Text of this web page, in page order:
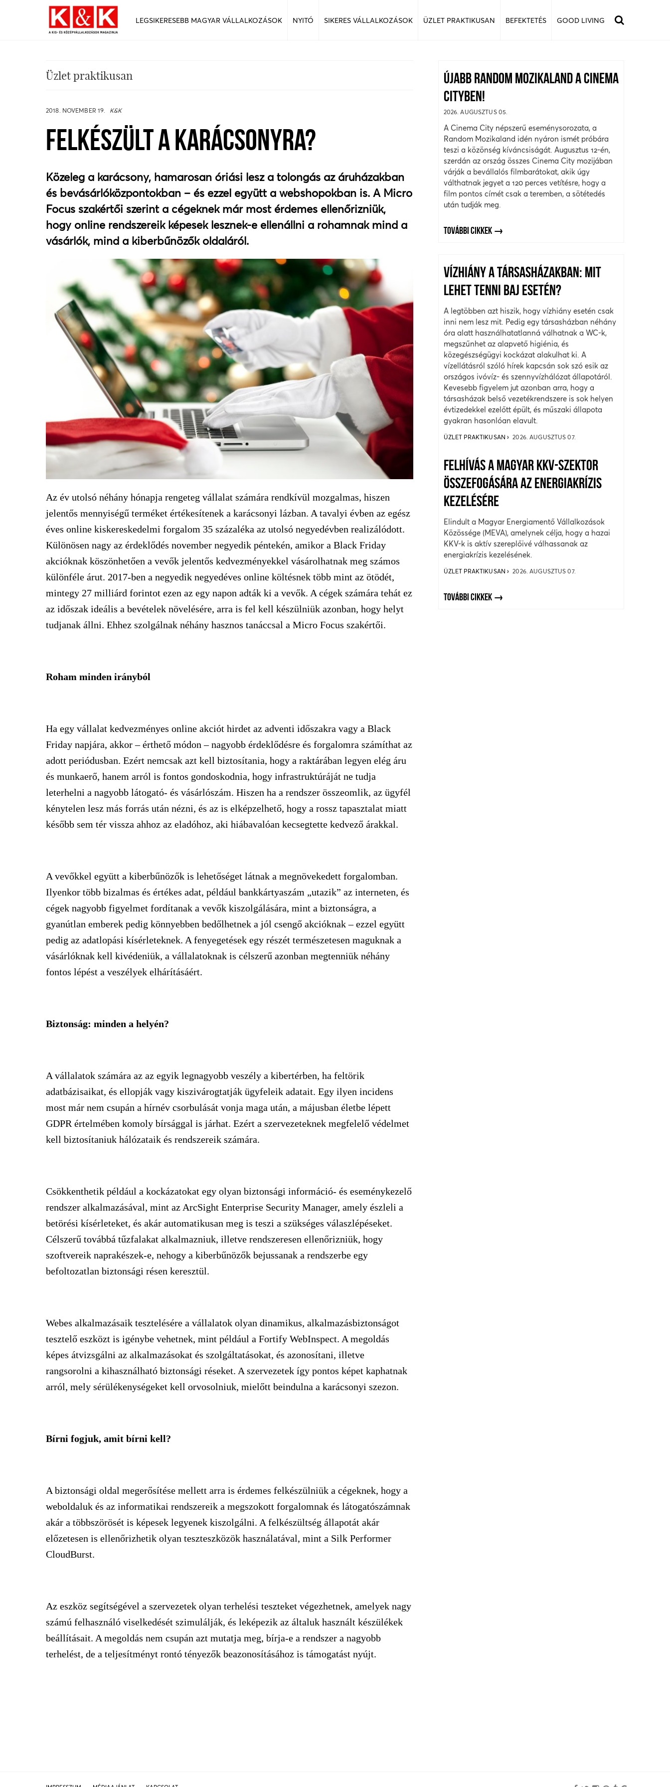
LEGSIKERESEBB MAGYAR VÁLLALKOZÁSOK NYITÓ SIKERES VÁLLALKOZÁSOK ÜZLET PRAKTIKUSAN BEFEKTETÉS GOOD LIVING
Üzlet praktikusan
2018. NOVEMBER 19. K&K
FELKÉSZÜLT A KARÁCSONYRA?
Közeleg a karácsony, hamarosan óriási lesz a tolongás az áruházakban
és bevásárlóközpontokban – és ezzel együtt a webshopokban is. A Micro
Focus szakértői szerint a cégeknek már most érdemes ellenőrizniük,
hogy online rendszereik képesek lesznek-e ellenállni a rohamnak mind a
vásárlók, mind a kiberbűnözők oldaláról.
Az év utolsó néhány hónapja rengeteg vállalat számára rendkívül mozgalmas, hiszen
jelentős mennyiségű terméket értékesítenek a karácsonyi lázban. A tavalyi évben az egész
éves online kiskereskedelmi forgalom 35 százaléka az utolsó negyedévben realizálódott.
Különösen nagy az érdeklődés november negyedik péntekén, amikor a Black Friday
akcióknak köszönhetően a vevők jelentős kedvezményekkel vásárolhatnak meg számos
különféle árut. 2017-ben a negyedik negyedéves online költésnek több mint az ötödét,
mintegy 27 milliárd forintot ezen az egy napon adták ki a vevők. A cégek számára tehát ez
az időszak ideális a bevételek növelésére, arra is fel kell készülniük azonban, hogy helyt
tudjanak állni. Ehhez szolgálnak néhány hasznos tanáccsal a Micro Focus szakértői.
Roham minden irányból
Ha egy vállalat kedvezményes online akciót hirdet az adventi időszakra vagy a Black
Friday napjára, akkor – érthető módon – nagyobb érdeklődésre és forgalomra számíthat az
adott periódusban. Ezért nemcsak azt kell biztosítania, hogy a raktárában legyen elég áru
és munkaerő, hanem arról is fontos gondoskodnia, hogy infrastruktúráját ne tudja
leterhelni a nagyobb látogató- és vásárlószám. Hiszen ha a rendszer összeomlik, az ügyfél
kénytelen lesz más forrás után nézni, és az is elképzelhető, hogy a rossz tapasztalat miatt
később sem tér vissza ahhoz az eladóhoz, aki hiábavalóan kecsegtette kedvező árakkal.
A vevőkkel együtt a kiberbűnözők is lehetőséget látnak a megnövekedett forgalomban.
Ilyenkor több bizalmas és értékes adat, például bankkártyaszám „utazik” az interneten, és
cégek nagyobb figyelmet fordítanak a vevők kiszolgálására, mint a biztonságra, a
gyanútlan emberek pedig könnyebben bedőlhetnek a jól csengő akcióknak – ezzel együtt
pedig az adatlopási kísérleteknek. A fenyegetések egy részét természetesen maguknak a
vásárlóknak kell kivédeniük, a vállalatoknak is célszerű azonban megtenniük néhány
fontos lépést a veszélyek elhárításáért.
Biztonság: minden a helyén?
A vállalatok számára az az egyik legnagyobb veszély a kibertérben, ha feltörik
adatbázisaikat, és ellopják vagy kiszivárogtatják ügyfeleik adatait. Egy ilyen incidens
most már nem csupán a hírnév csorbulását vonja maga után, a májusban életbe lépett
GDPR értelmében komoly bírsággal is járhat. Ezért a szervezeteknek megfelelő védelmet
kell biztosítaniuk hálózataik és rendszereik számára.
Csökkenthetik például a kockázatokat egy olyan biztonsági információ- és eseménykezelő
rendszer alkalmazásával, mint az ArcSight Enterprise Security Manager, amely észleli a
betörési kísérleteket, és akár automatikusan meg is teszi a szükséges válaszlépéseket.
Célszerű továbbá tűzfalakat alkalmazniuk, illetve rendszeresen ellenőrizniük, hogy
szoftvereik naprakészek-e, nehogy a kiberbűnözők bejussanak a rendszerbe egy
befoltozatlan biztonsági résen keresztül.
Webes alkalmazásaik tesztelésére a vállalatok olyan dinamikus, alkalmazásbiztonságot
tesztelő eszközt is igénybe vehetnek, mint például a Fortify WebInspect. A megoldás
képes átvizsgálni az alkalmazásokat és szolgáltatásokat, és azonosítani, illetve
rangsorolni a kihasználható biztonsági réseket. A szervezetek így pontos képet kaphatnak
arról, mely sérülékenységeket kell orvosolniuk, mielőtt beindulna a karácsonyi szezon.
Bírni fogjuk, amit bírni kell?
A biztonsági oldal megerősítése mellett arra is érdemes felkészülniük a cégeknek, hogy a
weboldaluk és az informatikai rendszereik a megszokott forgalomnak és látogatószámnak
akár a többszörösét is képesek legyenek kiszolgálni. A felkészültség állapotát akár
előzetesen is ellenőrizhetik olyan teszteszközök használatával, mint a Silk Performer
CloudBurst.
Az eszköz segítségével a szervezetek olyan terhelési teszteket végezhetnek, amelyek nagy
számú felhasználó viselkedését szimulálják, és leképezik az általuk használt készülékek
beállításait. A megoldás nem csupán azt mutatja meg, bírja-e a rendszer a nagyobb
terhelést, de a teljesítményt rontó tényezők beazonosításához is támogatást nyújt.
ÚJABB RANDOM MOZIKALAND A CINEMA
CITYBEN!
2026. AUGUSZTUS 05.
A Cinema City népszerű eseménysorozata, a
Random Mozikaland idén nyáron ismét próbára
teszi a közönség kíváncsiságát. Augusztus 12-én,
szerdán az ország összes Cinema City mozijában
várják a bevállalós filmbarátokat, akik úgy
válthatnak jegyet a 120 perces vetítésre, hogy a
film pontos címét csak a teremben, a sötétedés
után tudják meg.
TOVÁBBI CIKKEK
VÍZHIÁNY A TÁRSASHÁZAKBAN: MIT
LEHET TENNI BAJ ESETÉN?
A legtöbben azt hiszik, hogy vízhiány esetén csak
inni nem lesz mit. Pedig egy társasházban néhány
óra alatt használhatatlanná válhatnak a WC-k,
megszűnhet az alapvető higiénia, és
közegészségügyi kockázat alakulhat ki. A
vízellátásról szóló hírek kapcsán sok szó esik az
országos ivóvíz- és szennyvízhálózat állapotáról.
Kevesebb figyelem jut azonban arra, hogy a
társasházak belső vezetékrendszere is sok helyen
évtizedekkel ezelőtt épült, és műszaki állapota
gyakran hasonlóan elavult.
ÜZLET PRAKTIKUSAN 2026. AUGUSZTUS 07.
FELHÍVÁS A MAGYAR KKV-SZEKTOR
ÖSSZEFOGÁSÁRA AZ ENERGIAKRÍZIS
KEZELÉSÉRE
Elindult a Magyar Energiamentő Vállalkozások
Közössége (MEVA), amelynek célja, hogy a hazai
KKV-k is aktív szereplőivé válhassanak az
energiakrízis kezelésének.
ÜZLET PRAKTIKUSAN 2026. AUGUSZTUS 07.
TOVÁBBI CIKKEK